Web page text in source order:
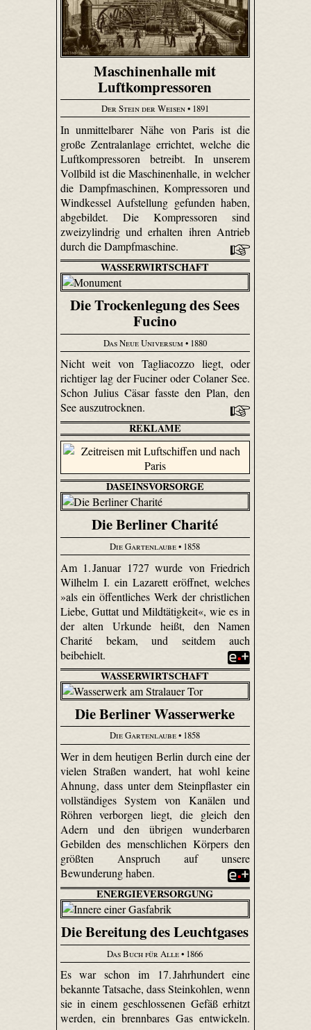
Maschinenhalle mit
Luftkompressoren
Der Stein der Weisen• 1891
In unmittelbarer Nähe von Paris ist die
große Zentralanlage errichtet, welche die
Luftkompressoren betreibt. In unserem
Vollbild ist die Maschinenhalle, in welcher
die Dampfmaschinen, Kompressoren und
Windkessel Aufstellung gefunden haben,
abgebildet. Die Kompressoren sind
zweizylindrig und erhalten ihren Antrieb
durch die Dampfmaschine.
WASSERWIRTSCHAFT
Die Trockenlegung des Sees
Fucino
Das Neue Universum • 1880
Nicht weit von Tagliacozzo liegt, oder
richtiger lag der Fuciner oder Colaner See.
Schon Julius Cäsar fasste den Plan, den
See auszutrocknen.
REKLAME
DASEINSVORSORGE
Die Berliner Charité
Die Gartenlaube• 1858
Am 1. Januar 1727 wurde von Friedrich
Wilhelm I. ein Lazarett eröffnet, welches
»als ein öffentliches Werk der christlichen
Liebe, Guttat und Mildtätigkeit«, wie es in
der alten Urkunde heißt, den Namen
Charité bekam, und seitdem auch
beibehielt.
WASSERWIRTSCHAFT
Die Berliner Wasserwerke
Die Gartenlaube• 1858
Wer in dem heutigen Berlin durch eine der
vielen Straßen wandert, hat wohl keine
Ahnung, dass unter dem Steinpflaster ein
vollständiges System von Kanälen und
Röhren verborgen liegt, die gleich den
Adern und den übrigen wunderbaren
Gebilden des menschlichen Körpers den
größten Anspruch auf unsere
Bewunderung haben.
ENERGIEVERSORGUNG
Die Bereitung des Leuchtgases
Das Buch für Alle• 1866
Es war schon im 17. Jahrhundert eine
bekannte Tatsache, dass Steinkohlen, wenn
sie in einem geschlossenen Gefäß erhitzt
werden, ein brennbares Gas entwickeln.